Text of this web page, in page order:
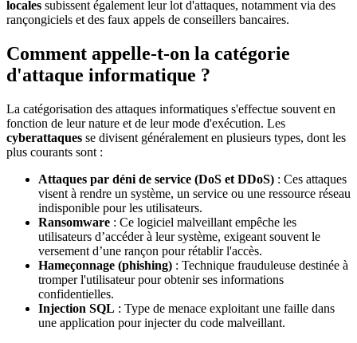
locales subissent également leur lot d'attaques, notamment via des
rançongiciels et des faux appels de conseillers bancaires.
Comment appelle-t-on la catégorie
d'attaque informatique ?
La catégorisation des attaques informatiques s'effectue souvent en
fonction de leur nature et de leur mode d'exécution. Les
cyberattaques se divisent généralement en plusieurs types, dont les
plus courants sont :
Attaques par déni de service (DoS et DDoS) : Ces attaques
visent à rendre un système, un service ou une ressource réseau
indisponible pour les utilisateurs.
Ransomware : Ce logiciel malveillant empêche les
utilisateurs d’accéder à leur système, exigeant souvent le
versement d’une rançon pour rétablir l'accès.
Hameçonnage (phishing) : Technique frauduleuse destinée à
tromper l'utilisateur pour obtenir ses informations
confidentielles.
Injection SQL : Type de menace exploitant une faille dans
une application pour injecter du code malveillant.